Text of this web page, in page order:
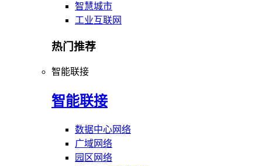
智慧城市
工业互联网
热门推荐
智能联接
智能联接
数据中心网络
广域网络
园区网络